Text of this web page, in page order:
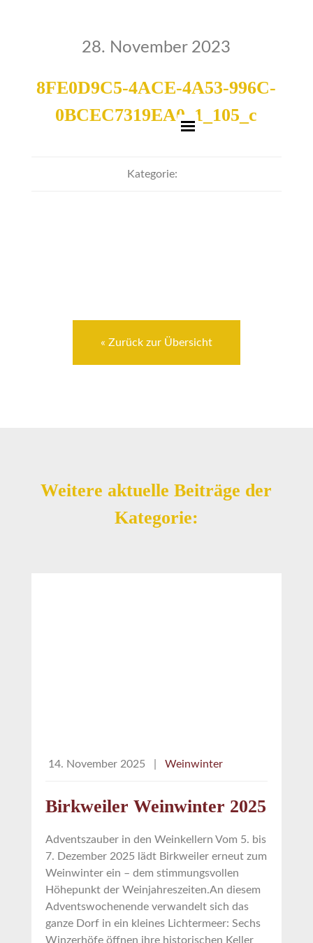
28. November 2023
8FE0D9C5-4ACE-4A53-996C-
0BCEC7319EA0_1_105_c
Kategorie:
« Zurück zur Übersicht
Weitere aktuelle Beiträge der
Kategorie:
14. November 2025 Weinwinter
Birkweiler Weinwinter 2025
Adventszauber in den Weinkellern Vom 5. bis
7. Dezember 2025 lädt Birkweiler erneut zum
Weinwinter ein – dem stimmungsvollen
Höhepunkt der Weinjahreszeiten.An diesem
Adventswochenende verwandelt sich das
ganze Dorf in ein kleines Lichtermeer: Sechs
Winzerhöfe öffnen ihre historischen Keller